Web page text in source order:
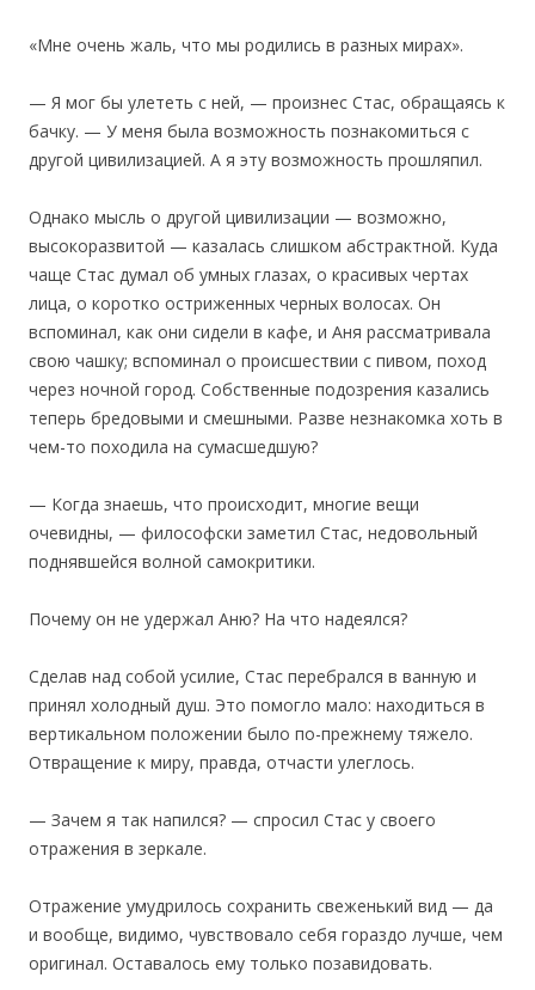
«Мне очень жаль, что мы родились в разных мирах».
— Я мог бы улететь с ней, — произнес Стас, обращаясь к
бачку. — У меня была возможность познакомиться с
другой цивилизацией. А я эту возможность прошляпил.
Однако мысль о другой цивилизации — возможно,
высокоразвитой — казалась слишком абстрактной. Куда
чаще Стас думал об умных глазах, о красивых чертах
лица, о коротко остриженных черных волосах. Он
вспоминал, как они сидели в кафе, и Аня рассматривала
свою чашку; вспоминал о происшествии с пивом, поход
через ночной город. Собственные подозрения казались
теперь бредовыми и смешными. Разве незнакомка хоть в
чем-то походила на сумасшедшую?
— Когда знаешь, что происходит, многие вещи
очевидны, — философски заметил Стас, недовольный
поднявшейся волной самокритики.
Почему он не удержал Аню? На что надеялся?
Сделав над собой усилие, Стас перебрался в ванную и
принял холодный душ. Это помогло мало: находиться в
вертикальном положении было по-прежнему тяжело.
Отвращение к миру, правда, отчасти улеглось.
— Зачем я так напился? — спросил Стас у своего
отражения в зеркале.
Отражение умудрилось сохранить свеженький вид — да
и вообще, видимо, чувствовало себя гораздо лучше, чем
оригинал. Оставалось ему только позавидовать.